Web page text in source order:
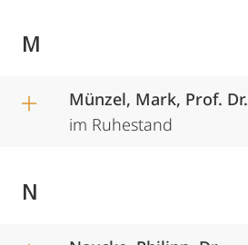
M
Münzel, Mark, Prof. Dr.
im Ruhestand
N